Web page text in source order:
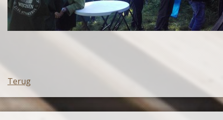
Terug